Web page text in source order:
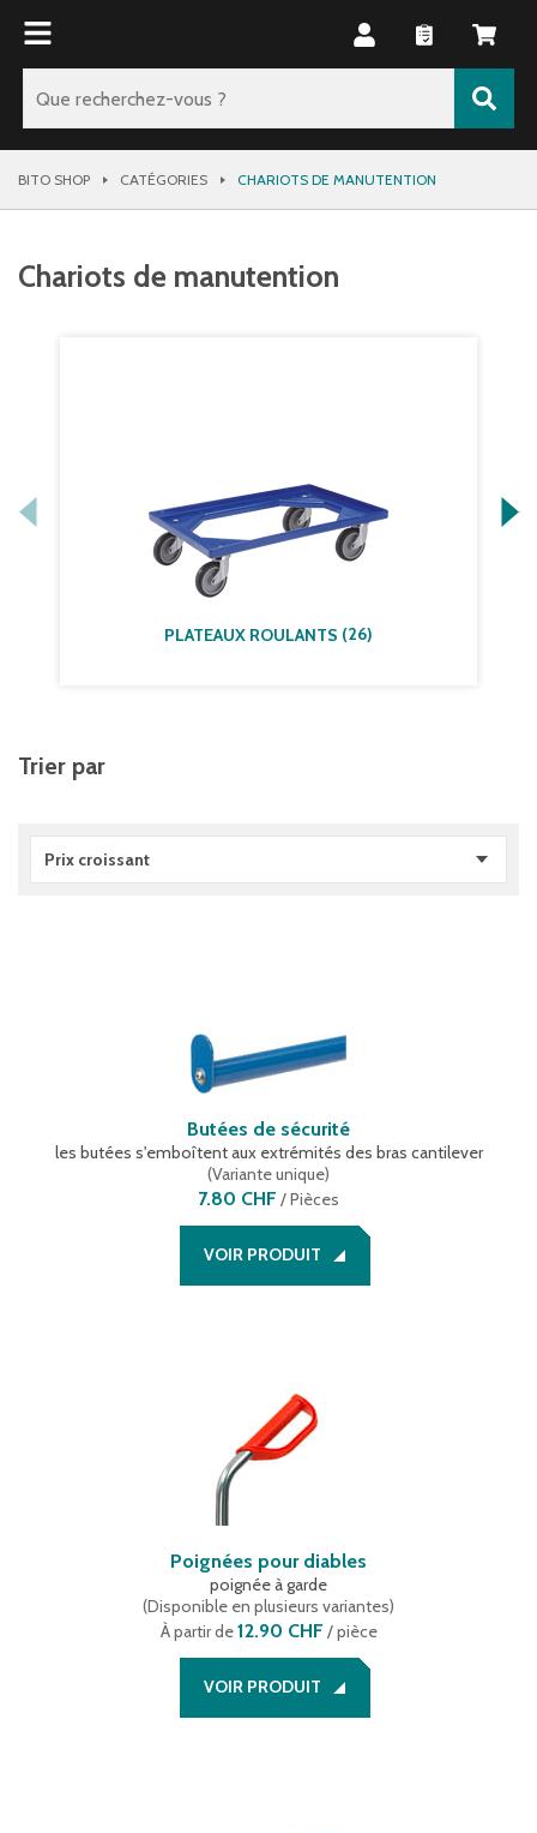
BITO SHOP CATÉGORIES CHARIOTS DE MANUTENTION
Chariots de manutention
PLATEAUX ROULANTS (26)
Trier par
Prix croissant
Butées de sécurité
les butées s'emboîtent aux extrémités des bras cantilever
(Variante unique)
7.80 CHF /Pièces
VOIR PRODUIT
Poignées pour diables
poignée à garde
(Disponible en plusieurs variantes)
À partir de12.90 CHF / pièce
VOIR PRODUIT